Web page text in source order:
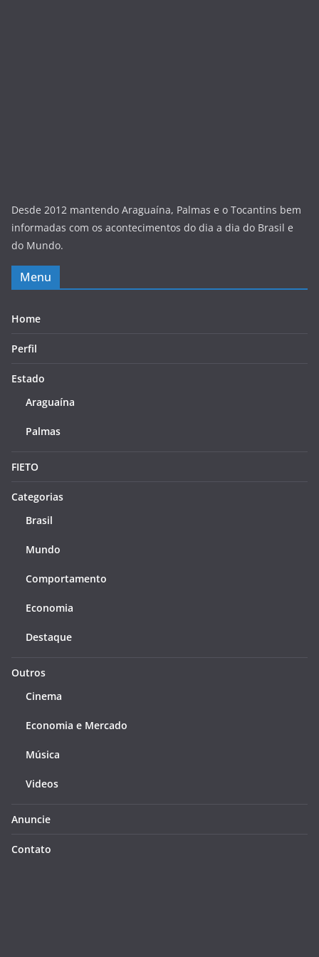
Desde 2012 mantendo Araguaína, Palmas e o Tocantins bem
informadas com os acontecimentos do dia a dia do Brasil e
do Mundo.
Menu
Home
Perfil
Estado
Araguaína
Palmas
FIETO
Categorias
Brasil
Mundo
Comportamento
Economia
Destaque
Outros
Cinema
Economia e Mercado
Música
Videos
Anuncie
Contato